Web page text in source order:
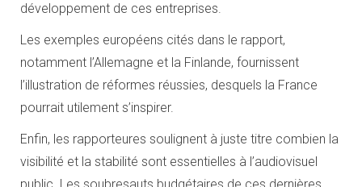
développement de ces entreprises.
Les exemples européens cités dans le rapport,
notamment l’Allemagne et la Finlande, fournissent
l’illustration de réformes réussies, desquels la France
pourrait utilement s’inspirer.
Enfin, les rapporteures soulignent à juste titre combien la
visibilité et la stabilité sont essentielles à l’audiovisuel